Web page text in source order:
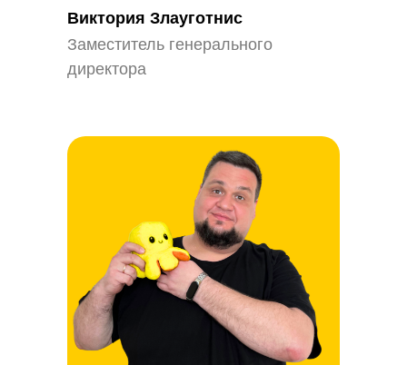
Виктория Злауготнис
Заместитель генерального
директора